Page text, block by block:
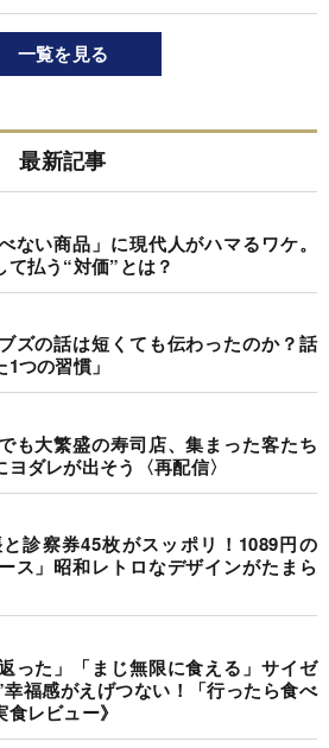
一覧を見る
最新記事
ない商品」に現代人がハマるワケ。
払う“対価”とは？
ズの話は短くても伝わったのか？話
つの習慣」
も大繁盛の寿司店、集まった客たち
ダレが出そう〈再配信〉
診察券45枚がスッポリ！1089円の
ス」昭和レトロなデザインがたまら
った」「まじ無限に食える」サイゼ
福感がえげつない！「行ったら食べ
レビュー》